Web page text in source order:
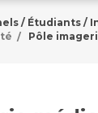
/ Étudiants /
/ Pôle